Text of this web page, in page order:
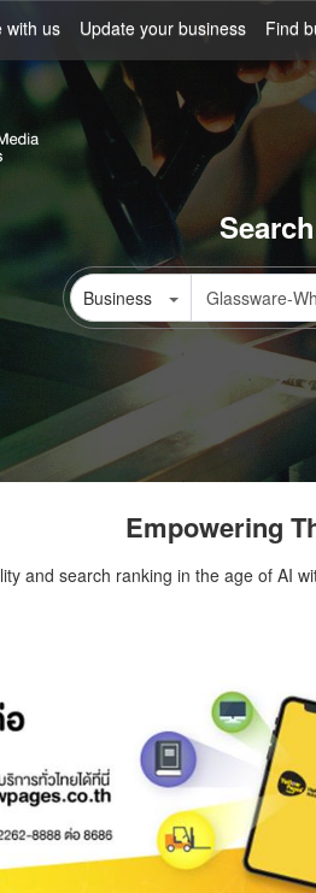
with us Update your business Find
Business
Empowering
and search ranking in the age of AI